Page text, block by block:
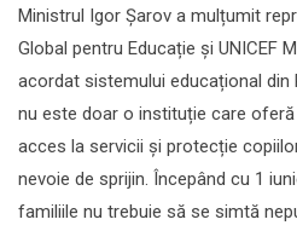
Ministrul Igor Șarov a mulțumit
Global pentru Educație și UNICEF
acordat sistemului educațional din
nu este doar o instituție care
acces la servicii și protecție
nevoie de sprijin. Începând cu 1
familiile nu trebuie să se simtă